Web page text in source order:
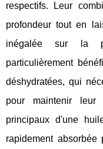
respectifs. Leur
profondeur tout en
inégalée sur la
particulièrement
déshydratées, qui
pour maintenir leur
principaux d'une
rapidement